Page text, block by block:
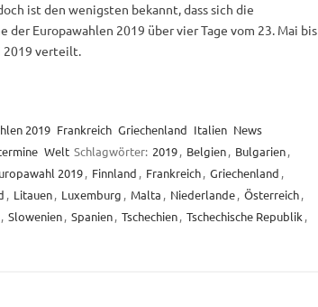
ist den wenigsten bekannt, dass sich die
der Europawahlen 2019 über vier Tage vom 23. Mai bis
2019 verteilt.
2019 Frankreich Griechenland Italien News
Welt Schlagwörter: 2019, Belgien, Bulgarien,
2019, Finnland , Frankreich, Griechenland ,
, Litauen, Luxemburg , Malta , Niederlande, Österreich,
, Slowenien, Spanien, Tschechien, Tschechische Republik ,